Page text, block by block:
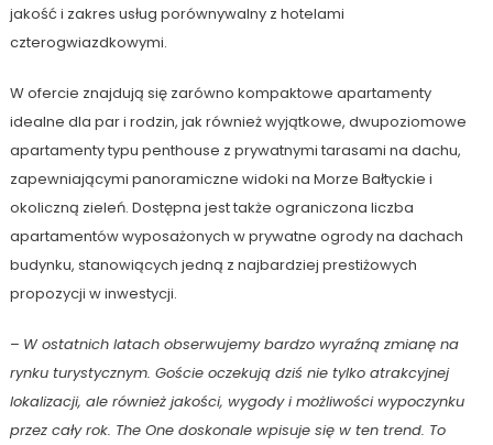
jakość i zakres usług porównywalny z hotelami
czterogwiazdkowymi.
W ofercie znajdują się zarówno kompaktowe apartamenty
idealne dla par i rodzin, jak również wyjątkowe, dwupoziomowe
apartamenty typu penthouse z prywatnymi tarasami na dachu,
zapewniającymi panoramiczne widoki na Morze Bałtyckie i
okoliczną zieleń. Dostępna jest także ograniczona liczba
apartamentów wyposażonych w prywatne ogrody na dachach
budynku, stanowiących jedną z najbardziej prestiżowych
propozycji w inwestycji.
– W ostatnich latach obserwujemy bardzo wyraźną zmianę na
rynku turystycznym. Goście oczekują dziś nie tylko atrakcyjnej
lokalizacji, ale również jakości, wygody i możliwości wypoczynku
przez cały rok. The One doskonale wpisuje się w ten trend. To